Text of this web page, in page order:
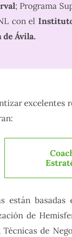
; Programa
con el
Ávila.
excelentes
están
de
de